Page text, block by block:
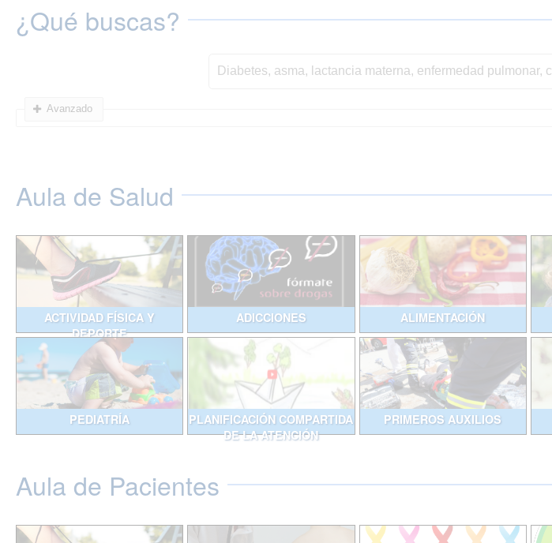
¿Qué buscas?
Avanzado
Aula de Salud
ACTIVIDAD FÍSICA Y
DEPORTE
ADICCIONES ALIMENTACIÓN
PEDIATRÍA
PLANIFICACIÓN COMPARTIDA
DE LA ATENCIÓN
PRIMEROS AUXILIOS
Aula de Pacientes